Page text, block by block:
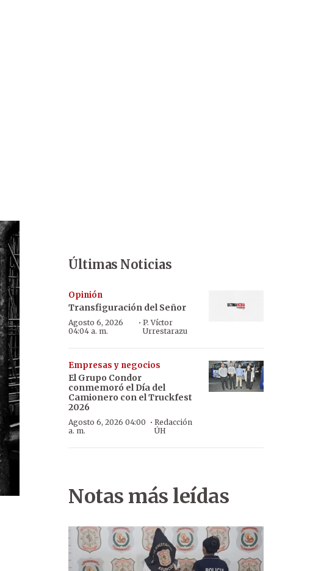
Últimas Noticias
Opinión
Transfiguración del Señor
Agosto 6, 2026
04:04 a. m.
· P. Víctor
Urrestarazu
Empresas y negocios
El Grupo Condor
conmemoró el Día del
Camionero con el Truckfest
2026
Agosto 6, 2026 04:00
a. m.
· Redacción
ÚH
Notas más leídas